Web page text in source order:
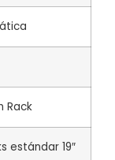
Rack
estándar 19″